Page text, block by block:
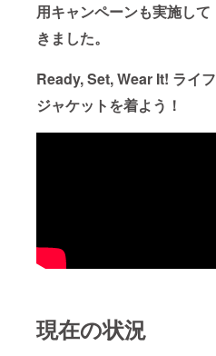
用キャンペーンも実施して
きました。
Ready, Set, Wear It! ライフ
ジャケットを着よう！
現在の状況